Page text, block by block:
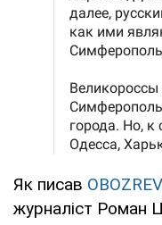
Як писав
журналіст Роман